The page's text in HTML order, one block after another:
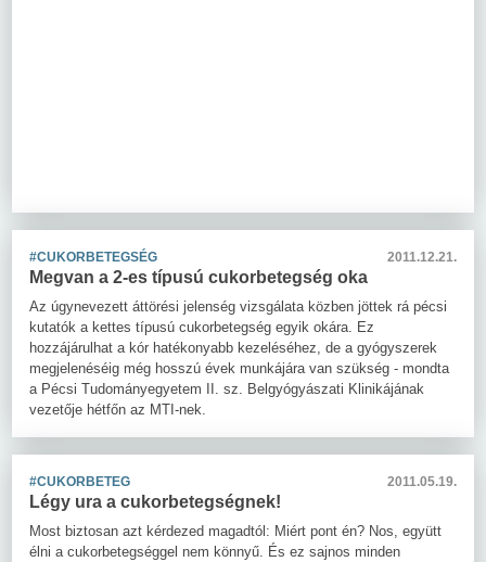
#CUKORBETEGSÉG 2011.12.21.
Megvan a 2-es típusú cukorbetegség oka
Az úgynevezett áttörési jelenség vizsgálata közben jöttek rá pécsi
kutatók a kettes típusú cukorbetegség egyik okára. Ez
hozzájárulhat a kór hatékonyabb kezeléséhez, de a gyógyszerek
megjelenéséig még hosszú évek munkájára van szükség - mondta
a Pécsi Tudományegyetem II. sz. Belgyógyászati Klinikájának
vezetője hétfőn az MTI-nek.
#CUKORBETEG 2011.05.19.
Légy ura a cukorbetegségnek!
Most biztosan azt kérdezed magadtól: Miért pont én? Nos, együtt
élni a cukorbetegséggel nem könnyű. És ez sajnos minden